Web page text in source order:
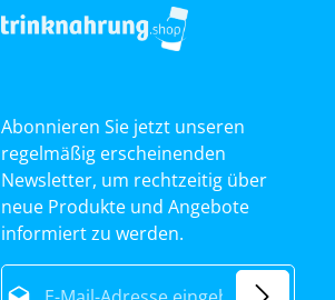
Abonnieren Sie jetzt unseren
regelmäßig erscheinenden
Newsletter, um rechtzeitig über
neue Produkte und Angebote
informiert zu werden.
E-Mail-Adresse*